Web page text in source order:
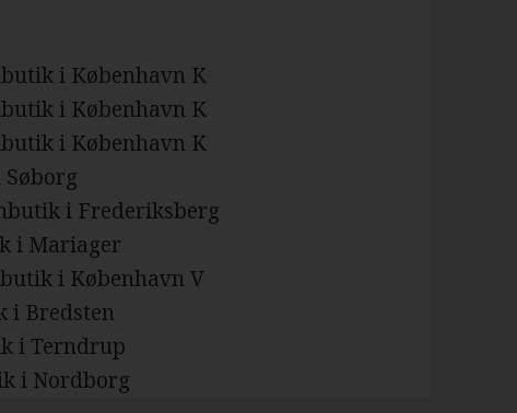
i København K
i København K
i København K
i Frederiksberg
i Mariager
i København V
i Bredsten
i Terndrup
i Nordborg